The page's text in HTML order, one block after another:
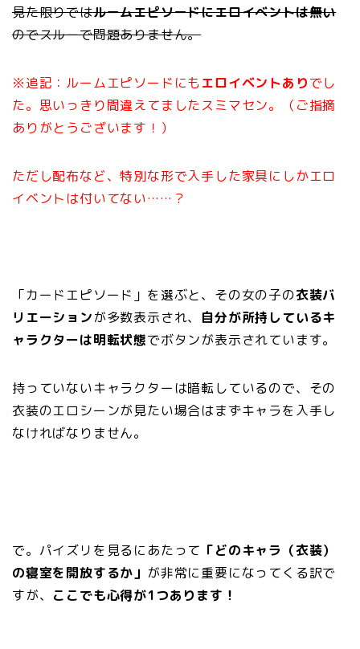
見た限りではルームエピソードにエロイベントは無い
のでスルーで問題ありません。
※追記：ルームエピソードにもエロイベントありでし
た。思いっきり間違えてましたスミマセン。（ご指摘
ありがとうございます！）
ただし配布など、特別な形で入手した家具にしかエロ
イベントは付いてない……？
「カードエピソード」を選ぶと、その女の子の衣装バ
リエーションが多数表示され、 自分が所持しているキ
ャラクターは明転状態でボタンが表示されています。
持っていないキャラクターは暗転しているので、その
衣装のエロシーンが見たい場合はまずキャラを入手し
なければなりません。
で。パイズリを見るにあたって 「どのキャラ（衣装）
の寝室を開放するか」 が非常に重要になってくる訳で
すが、 ここでも心得が1つあります！